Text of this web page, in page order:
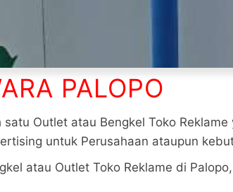
PALOPO
Outlet atau Bengkel Toko
untuk Perusahaan ataupun
atau Outlet Toko Reklame di